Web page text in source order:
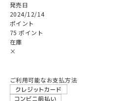
発売日
2024/12/14
ポイント
75 ポイント
在庫
×
ご利用可能なお支払方法